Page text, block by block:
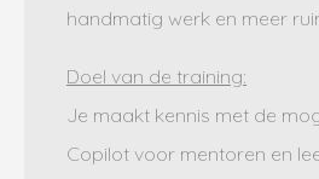
handmatig werk en meer
Doel van de training:
Je maakt kennis met de
Copilot voor mentoren en